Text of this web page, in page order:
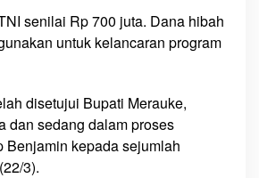
a
h
r
i
P
e
senilai Rp 700 juta. Dana hibah
untuk kelancaran program
disetujui Bupati Merauke,
dan sedang dalam proses
Benjamin kepada sejumlah
3).